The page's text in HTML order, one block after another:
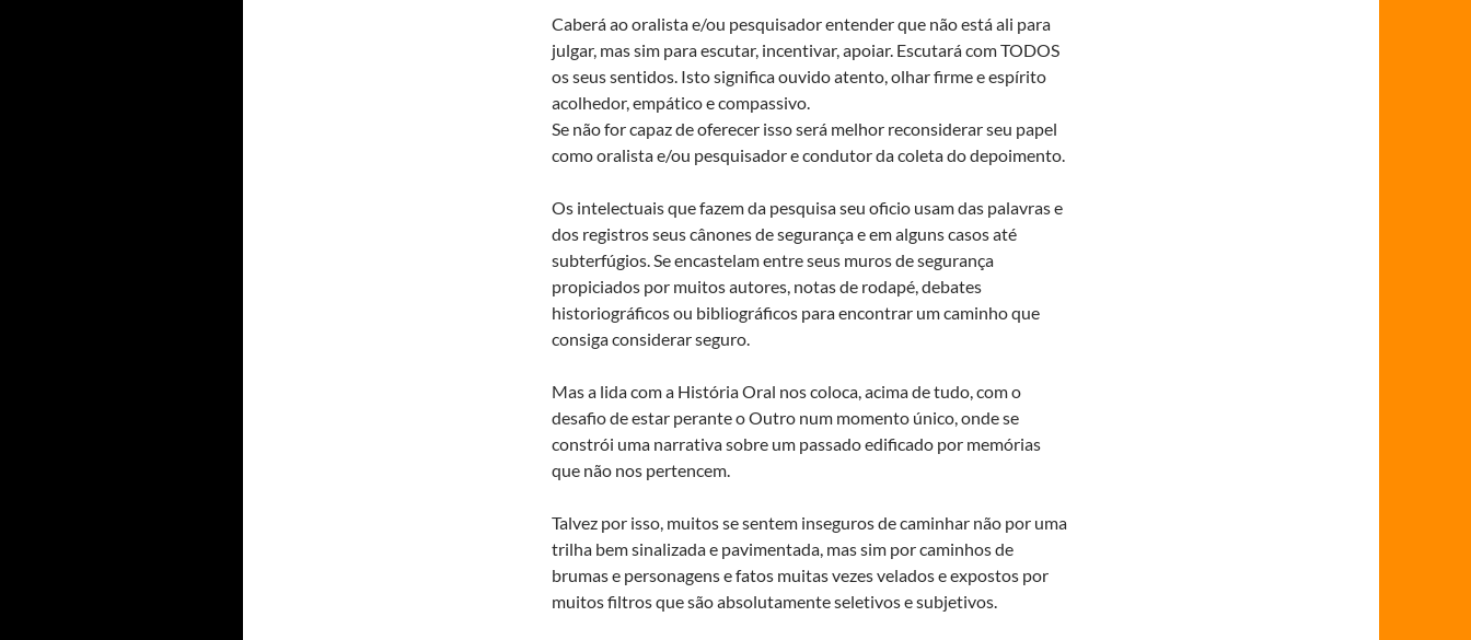
Caberá ao oralista e/ou pesquisador entender que não está ali para
julgar, mas sim para escutar, incentivar, apoiar. Escutará com TODOS
os seus sentidos. Isto significa ouvido atento, olhar firme e espírito
acolhedor, empático e compassivo.
Se não for capaz de oferecer isso será melhor reconsiderar seu papel
como oralista e/ou pesquisador e condutor da coleta do depoimento.
Os intelectuais que fazem da pesquisa seu oficio usam das palavras e
dos registros seus cânones de segurança e em alguns casos até
subterfúgios. Se encastelam entre seus muros de segurança
propiciados por muitos autores, notas de rodapé, debates
historiográficos ou bibliográficos para encontrar um caminho que
consiga considerar seguro.
Mas a lida com a História Oral nos coloca, acima de tudo, com o
desafio de estar perante o Outro num momento único, onde se
constrói uma narrativa sobre um passado edificado por memórias
que não nos pertencem.
Talvez por isso, muitos se sentem inseguros de caminhar não por uma
trilha bem sinalizada e pavimentada, mas sim por caminhos de
brumas e personagens e fatos muitas vezes velados e expostos por
muitos filtros que são absolutamente seletivos e subjetivos.